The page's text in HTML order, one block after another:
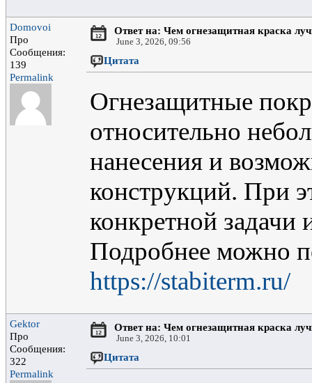
Domovoi
Про
Сообщения:
139
Permalink
Ответ на: Чем огнезащитная краска
June 3, 2026, 09:56
Цитата
Огнезащитные
относительно
нанесения и
конструкций. При
конкретной задачи
Подробнее можно
https://stabiterm.ru/
Gektor
Про
Сообщения:
322
Permalink
Ответ на: Чем огнезащитная краска
June 3, 2026, 10:01
Цитата